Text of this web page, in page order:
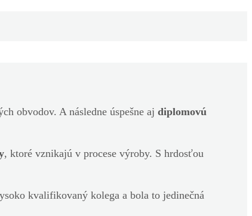
obvodov. A následne úspešne aj diplomovú
, ktoré vznikajú v procese výroby. S hrdosťou
kvalifikovaný kolega a bola to jedinečná